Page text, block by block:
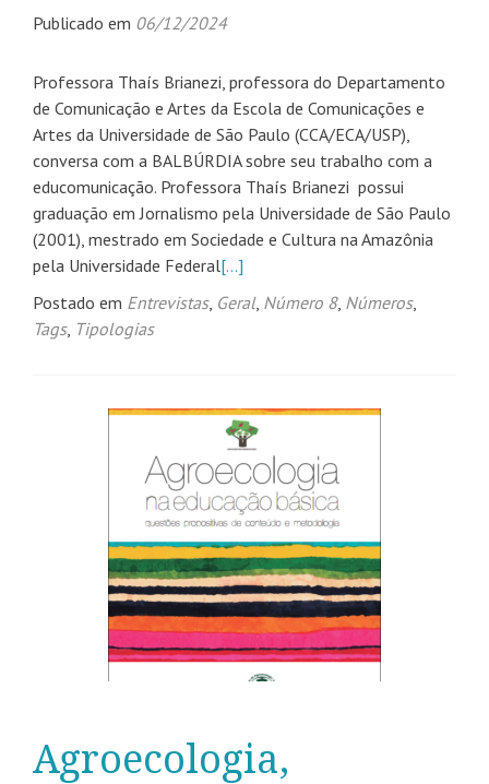
Publicado em 06/12/2024
Professora Thaís Brianezi, professora do Departamento
de Comunicação e Artes da Escola de Comunicações e
Artes da Universidade de São Paulo (CCA/ECA/USP),
conversa com a BALBÚRDIA sobre seu trabalho com a
educomunicação. Professora Thaís Brianezi possui
graduação em Jornalismo pela Universidade de São Paulo
(2001), mestrado em Sociedade e Cultura na Amazônia
pela Universidade Federal[…]
Postado em Entrevistas, Geral, Número 8, Números,
Tags, Tipologias
Agroecologia,